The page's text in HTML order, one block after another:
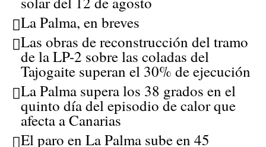
La Palma, en breves
Las obras de reconstrucción del tramo
de la LP-2 sobre las coladas del
Tajogaite superan el 30% de ejecución
La Palma supera los 38 grados en el
quinto día del episodio de calor que
afecta a Canarias
El paro en La Palma sube en 45